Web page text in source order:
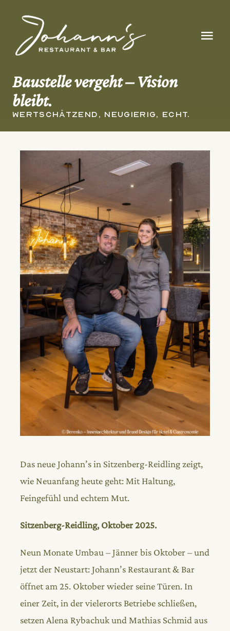
content
Genuss & Erlebnis
Baustelle vergeht – Vision
bleibt.
WERTSCHÄTZEND, NEUGIERIG, ECHT.
Das neue Johann’s in Sitzenberg-Reidling zeigt,
wie Neuanfang heute geht: Mit Haltung,
Feingefühl und echtem Mut.
Sitzenberg-Reidling, Oktober 2025.
Neun Monate Umbau – Jänner bis Oktober – und
jetzt der Neustart: Johann’s Restaurant & Bar
öffnet am 25. Oktober wieder seine Türen. In
einer Zeit, in der vielerorts Betriebe schließen,
setzen Alena Rybachuk und Mathias Schmid aus